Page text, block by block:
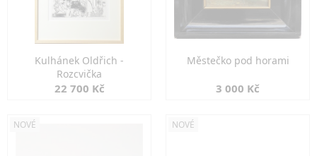
Kulhánek Oldřich -
Rozcvička
22 700 Kč
Městečko pod horami
3 000 Kč
NOVÉ NOVÉ